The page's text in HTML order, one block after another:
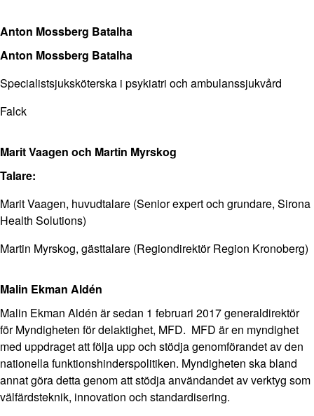
Anton Mossberg Batalha
Anton Mossberg Batalha
Specialistsjuksköterska i psykiatri och ambulanssjukvård
Falck
Marit Vaagen och Martin Myrskog
Talare:
Marit Vaagen, huvudtalare (Senior expert och grundare, Sirona
Health Solutions)
Martin Myrskog, gästtalare (Regiondirektör Region Kronoberg)
Malin Ekman Aldén
Malin Ekman Aldén är sedan 1 februari 2017 generaldirektör
för Myndigheten för delaktighet, MFD. MFD är en myndighet
med uppdraget att följa upp och stödja genomförandet av den
nationella funktionshinderspolitiken. Myndigheten ska bland
annat göra detta genom att stödja användandet av verktyg som
välfärdsteknik, innovation och standardisering.